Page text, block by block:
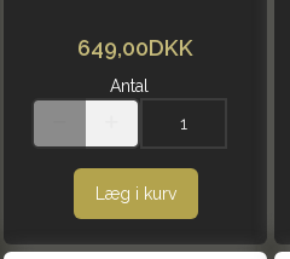
649,00DKK
Antal
Læg i kurv